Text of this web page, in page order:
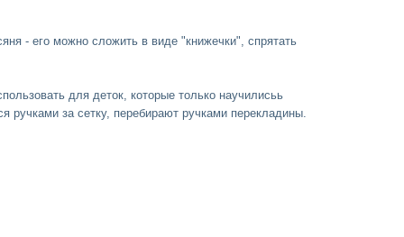
- его можно сложить в виде "книжечки", спрятать
для деток, которые только научилисьь
ручками за сетку, перебирают ручками перекладины.